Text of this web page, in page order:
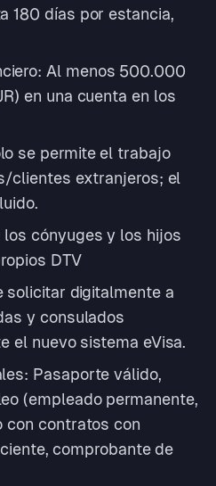
180 días por estancia,
Al menos 500.000
en una cuenta en los
se permite el trabajo
clientes extranjeros; el
cónyuges y los hijos
DTV
solicitar digitalmente a
y consulados
el nuevo sistema eVisa.
Pasaporte válido,
(empleado permanente,
con contratos con
comprobante de